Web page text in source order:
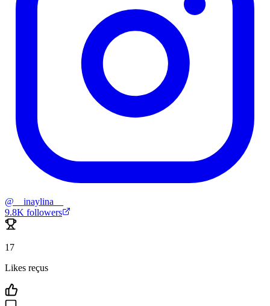
@ __inaylina__
9.8K followers
17
Likes reçus